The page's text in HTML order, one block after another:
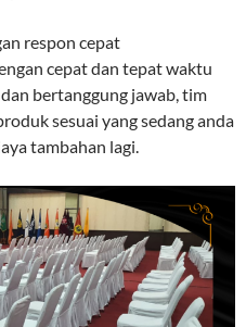
respon cepat
cepat dan tepat waktu
bertanggung jawab, tim
sesuai yang sedang anda
tambahan lagi.